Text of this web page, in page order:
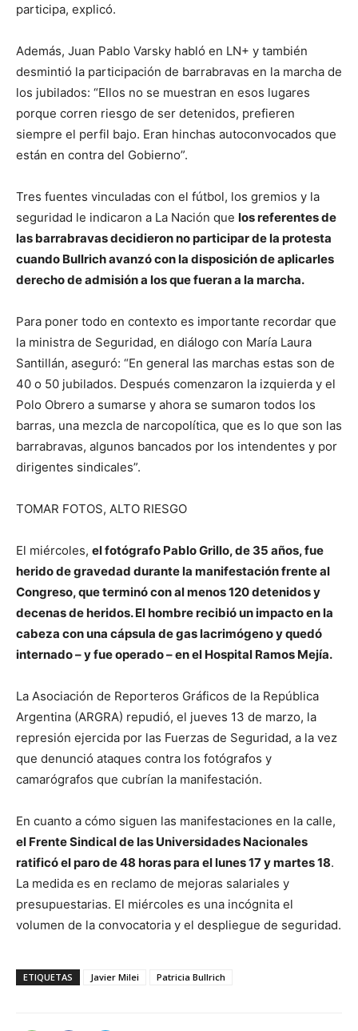
participa, explicó.
Además, Juan Pablo Varsky habló en LN+ y también
desmintió la participación de barrabravas en la marcha de
los jubilados: “Ellos no se muestran en esos lugares
porque corren riesgo de ser detenidos, prefieren
siempre el perfil bajo. Eran hinchas autoconvocados que
están en contra del Gobierno”.
Tres fuentes vinculadas con el fútbol, los gremios y la
seguridad le indicaron a La Nación que los referentes de
las barrabravas decidieron no participar de la protesta
cuando Bullrich avanzó con la disposición de aplicarles
derecho de admisión a los que fueran a la marcha.
Para poner todo en contexto es importante recordar que
la ministra de Seguridad, en diálogo con María Laura
Santillán, aseguró: “En general las marchas estas son de
40 o 50 jubilados. Después comenzaron la izquierda y el
Polo Obrero a sumarse y ahora se sumaron todos los
barras, una mezcla de narcopolítica, que es lo que son las
barrabravas, algunos bancados por los intendentes y por
dirigentes sindicales”.
TOMAR FOTOS, ALTO RIESGO
El miércoles, el fotógrafo Pablo Grillo, de 35 años, fue
herido de gravedad durante la manifestación frente al
Congreso, que terminó con al menos 120 detenidos y
decenas de heridos. El hombre recibió un impacto en la
cabeza con una cápsula de gas lacrimógeno y quedó
internado – y fue operado – en el Hospital Ramos Mejía.
La Asociación de Reporteros Gráficos de la República
Argentina (ARGRA) repudió, el jueves 13 de marzo, la
represión ejercida por las Fuerzas de Seguridad, a la vez
que denunció ataques contra los fotógrafos y
camarógrafos que cubrían la manifestación.
En cuanto a cómo siguen las manifestaciones en la calle,
el Frente Sindical de las Universidades Nacionales
ratificó el paro de 48 horas para el lunes 17 y martes 18.
La medida es en reclamo de mejoras salariales y
presupuestarias. El miércoles es una incógnita el
volumen de la convocatoria y el despliegue de seguridad.
ETIQUETAS Javier Milei Patricia Bullrich